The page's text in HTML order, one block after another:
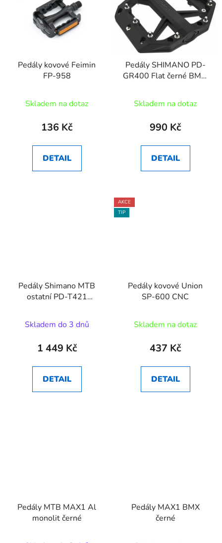
Pedály kovové Feimin
FP-958
Skladem na dotaz
136 Kč
DETAIL
Pedály SHIMANO PD-
GR400 Flat černé BMX,
Skladem na dotaz
990 Kč
DETAIL
Pedály Shimano MTB
ostatní PD-T421
SH56 černé
Skladem do 3 dnů
1 449 Kč
DETAIL
AKCE
TIP
Pedály kovové Union
SP-600 CNC
Skladem na dotaz
437 Kč
DETAIL
Pedály MTB MAX1 Al
monolit černé
Pedály MAX1 BMX
černé